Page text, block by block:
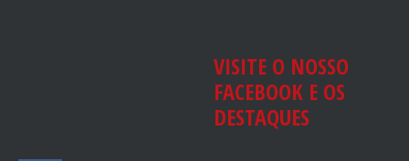
VISITE O NOSSO
FACEBOOK E OS
DESTAQUES